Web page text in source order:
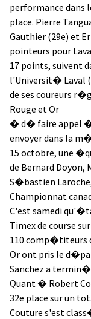
performance dans
place. Pierre
Gauthier (29e) et
pointeurs pour
17 points, suivent
l'Universit� Laval
de ses coureurs
Rouge et Or
� d� faire appel �
envoyer dans la
15 octobre, une
de Bernard Doyon,
S�bastien
Championnat
C'est samedi
Timex de course
110 comp�titeurs
Or ont pris le
Sanchez a termin�
Quant � Robert
32e place sur un
Couture s'est